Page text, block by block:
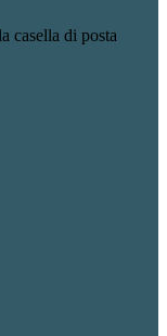
casella di posta